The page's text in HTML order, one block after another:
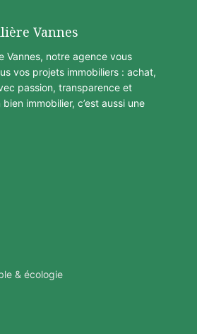
Vannes
notre agence vous
vos projets immobiliers : achat,
passion, transparence et
immobilier, c’est aussi une
& écologie